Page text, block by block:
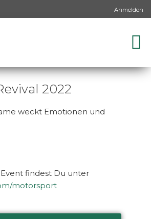
Anmelden
2022
weckt Emotionen und
findest Du unter
motorsport